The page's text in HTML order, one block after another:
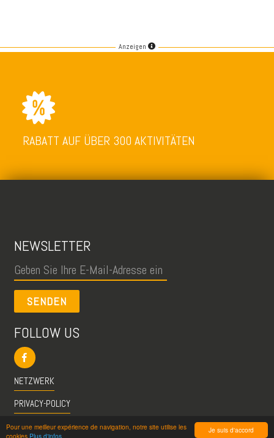
Je suis d'accord
Pour une meilleur expérience de navigation, notre site utilise les
cookies Plus d'infos
Anzeigen
RABATT AUF ÜBER 300 AKTIVITÄTEN
NEWSLETTER
SENDEN
FOLLOW US
NETZWERK
PRIVACY-POLICY
CGU